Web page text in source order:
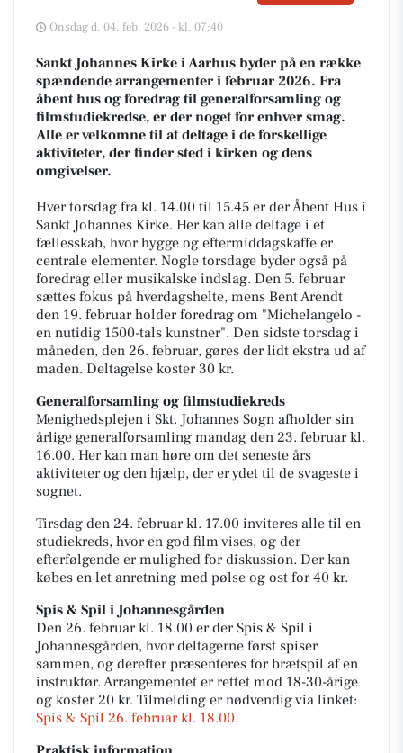
Onsdag d. 04. feb. 2026 - kl. 07:40
Sankt Johannes Kirke i Aarhus byder på en række
spændende arrangementer i februar 2026. Fra
åbent hus og foredrag til generalforsamling og
filmstudiekredse, er der noget for enhver smag.
Alle er velkomne til at deltage i de forskellige
aktiviteter, der finder sted i kirken og dens
omgivelser.
Hver torsdag fra kl. 14.00 til 15.45 er der Åbent Hus i
Sankt Johannes Kirke. Her kan alle deltage i et
fællesskab, hvor hygge og eftermiddagskaffe er
centrale elementer. Nogle torsdage byder også på
foredrag eller musikalske indslag. Den 5. februar
sættes fokus på hverdagshelte, mens Bent Arendt
den 19. februar holder foredrag om "Michelangelo -
en nutidig 1500-tals kunstner". Den sidste torsdag i
måneden, den 26. februar, gøres der lidt ekstra ud af
maden. Deltagelse koster 30 kr.
Generalforsamling og filmstudiekreds
Menighedsplejen i Skt. Johannes Sogn afholder sin
årlige generalforsamling mandag den 23. februar kl.
16.00. Her kan man høre om det seneste års
aktiviteter og den hjælp, der er ydet til de svageste i
sognet.
Tirsdag den 24. februar kl. 17.00 inviteres alle til en
studiekreds, hvor en god film vises, og der
efterfølgende er mulighed for diskussion. Der kan
købes en let anretning med pølse og ost for 40 kr.
Spis & Spil i Johannesgården
Den 26. februar kl. 18.00 er der Spis & Spil i
Johannesgården, hvor deltagerne først spiser
sammen, og derefter præsenteres for brætspil af en
instruktør. Arrangementet er rettet mod 18-30-årige
og koster 20 kr. Tilmelding er nødvendig via linket:
Spis & Spil 26. februar kl. 18.00.